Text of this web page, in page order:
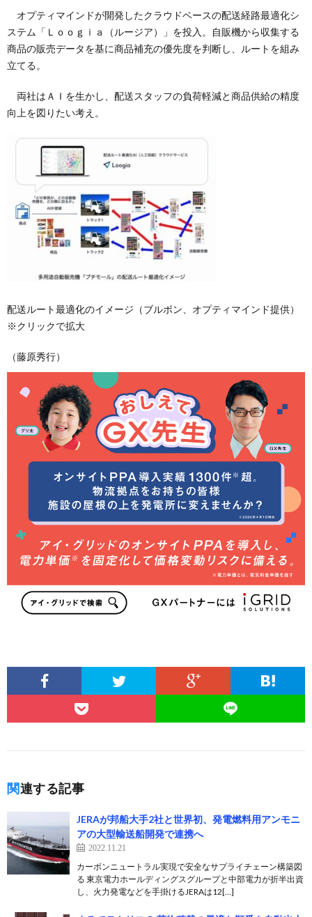
オプティマインドが開発したクラウドベースの配送経路最適化シ
ステム「Ｌｏｏｇｉａ（ルージア）」を投入。自販機から収集する
商品の販売データを基に商品補充の優先度を判断し、ルートを組み
立てる。
両社はＡＩを生かし、配送スタッフの負荷軽減と商品供給の精度
向上を図りたい考え。
配送ルート最適化のイメージ（ブルボン、オプティマインド提供）
※クリックで拡大
（藤原秀行）
関連する記事
JERAが邦船大手2社と世界初、発電燃料用アンモニ
アの大型輸送船開発で連携へ
2022.11.21
カーボンニュートラル実現で安全なサプライチェーン構築図
る 東京電力ホールディングスグループと中部電力が折半出資
し、火力発電などを手掛けるJERAは12[…]